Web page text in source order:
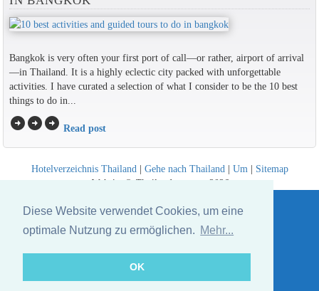
Diese Website verwendet Cookies, um eine
optimale Nutzung zu ermöglichen. Mehr...
OK
Bangkok is very often your first port of call—or rather, airport of arrival
—in Thailand. It is a highly eclectic city packed with unforgettable
activities. I have curated a selection of what I consider to be the 10 best
things to do in...
arrow_circle_rightarrow_circle_rightarrow_circle_right Read post
Hotelverzeichnis Thailand | Gehe nach Thailand | Um | Sitemap
Website © Thailandee.com - 2026